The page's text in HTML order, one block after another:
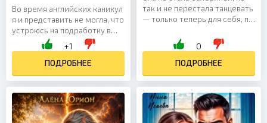
Во время английских каникул
я и представить не могла, что
устроюсь на подработку в
бар к самому дьяволу. И
ладно бы всё ограничилось
коктейлями и капризными
клиентами — так нет, мне
ещё приходится подбирать
ему женщин, организовывать
свидания и делать вид, что
это обычная работа, а не
+1
ПОДРОБНЕЕ
так и не перестала танцевать
— только теперь для себя, по
склоне горы, уверенная, что
за окнами её маленького
мира живёт лишь ночь. Этот
танец — её свобода, её тайна
и единственное место, где
она может быть собой. Он
живёт напротив. Гонщик,
привыкший к скорости, риску
0
ПОДРОБНЕЕ